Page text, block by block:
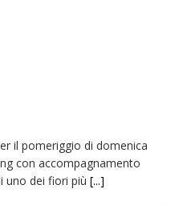
il pomeriggio di domenica
con accompagnamento
uno dei fiori più [...]